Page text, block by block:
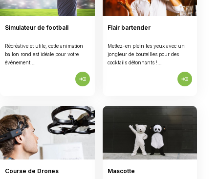
Simulateur de football
Récréative et utile, cette animation
ballon rond est idéale pour votre
événement….
read_more
Flair bartender
Mettez-en plein les yeux avec un
jongleur de bouteilles pour des
cocktails détonnants !…
read_more
Course de Drones Mascotte